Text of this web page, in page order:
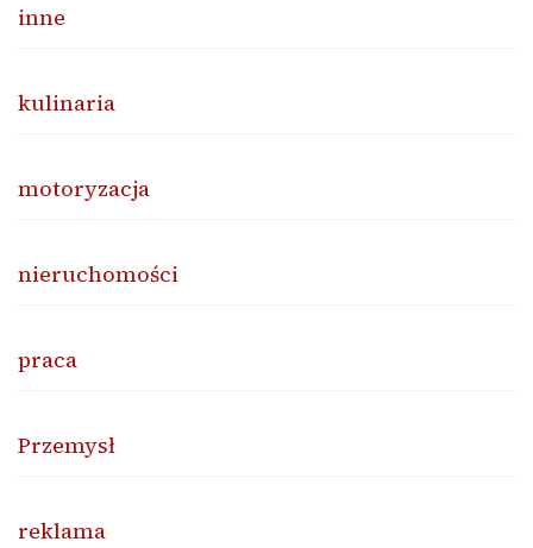
inne
kulinaria
motoryzacja
nieruchomości
praca
Przemysł
reklama